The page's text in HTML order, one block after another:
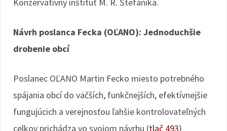
Návrh poslanca Fecka (OĽANO): Jednoduchšie
drobenie obcí
Poslanec OĽANO Martin Fecko miesto potrebného
spájania obcí do väčších, funkčnejších, efektívnejšie
fungujúcich a verejnosťou ľahšie kontrolovateľných
celkov prichádza vo svojom návrhu (tlač 493)